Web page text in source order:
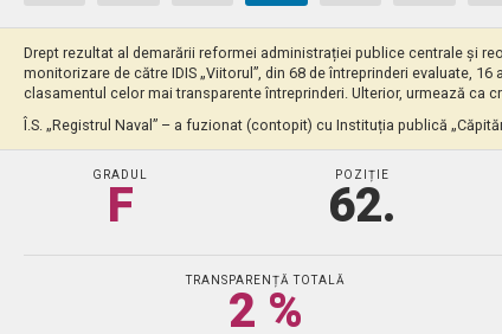
Drept rezultat al demarării reformei administrației publice centrale și
monitorizare de către IDIS „Viitorul”, din 68 de întreprinderi evaluate,
clasamentul celor mai transparente întreprinderi. Ulterior, urmează
Î.S. „Registrul Naval” – a fuzionat (contopit) cu Instituția publică
GRADUL
F
POZIȚIE
62.
TRANSPARENȚĂ TOTALĂ
2 %